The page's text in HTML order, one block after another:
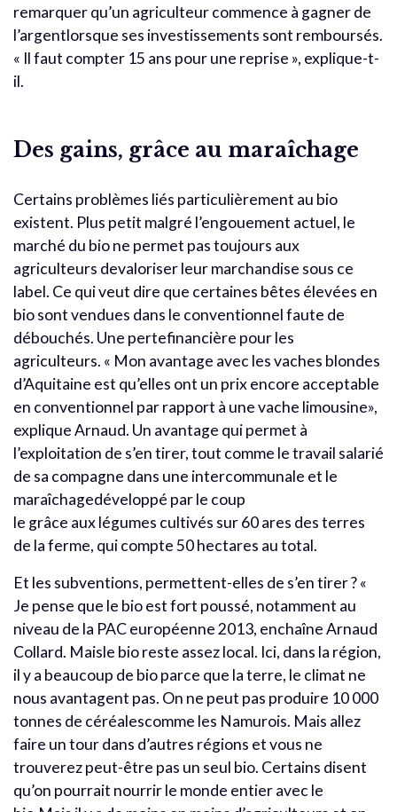
remarquer qu’un agriculteur commence à gagner de
l’argentlorsque ses investissements sont remboursés.
« Il faut compter 15 ans pour une reprise », explique-t-
il.
Des gains, grâce au maraîchage
Certains problèmes liés particulièrement au bio
existent. Plus petit malgré l’engouement actuel, le
marché du bio ne permet pas toujours aux
agriculteurs devaloriser leur marchandise sous ce
label. Ce qui veut dire que certaines bêtes élevées en
bio sont vendues dans le conventionnel faute de
débouchés. Une pertefinancière pour les
agriculteurs. « Mon avantage avec les vaches blondes
d’Aquitaine est qu’elles ont un prix encore acceptable
en conventionnel par rapport à une vache limousine»,
explique Arnaud. Un avantage qui permet à
l’exploitation de s’en tirer, tout comme le travail salarié
de sa compagne dans une intercommunale et le
maraîchagedéveloppé par le coup
le grâce aux légumes cultivés sur 60 ares des terres
de la ferme, qui compte 50 hectares au total.
Et les subventions, permettent-elles de s’en tirer ? «
Je pense que le bio est fort poussé, notamment au
niveau de la PAC européenne 2013, enchaîne Arnaud
Collard. Maisle bio reste assez local. Ici, dans la région,
il y a beaucoup de bio parce que la terre, le climat ne
nous avantagent pas. On ne peut pas produire 10 000
tonnes de céréalescomme les Namurois. Mais allez
faire un tour dans d’autres régions et vous ne
trouverez peut-être pas un seul bio. Certains disent
qu’on pourrait nourrir le monde entier avec le